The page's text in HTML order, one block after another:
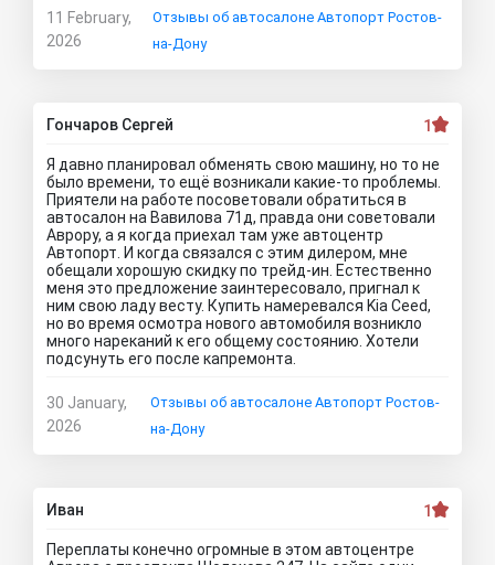
11 February,
2026
Отзывы об автосалоне Автопорт Ростов-
на-Дону
Гончаров Сергей 1
Я давно планировал обменять свою машину, но то не
было времени, то ещё возникали какие-то проблемы.
Приятели на работе посоветовали обратиться в
автосалон на Вавилова 71д, правда они советовали
Аврору, а я когда приехал там уже автоцентр
Автопорт. И когда связался с этим дилером, мне
обещали хорошую скидку по трейд-ин. Естественно
меня это предложение заинтересовало, пригнал к
ним свою ладу весту. Купить намеревался Kia Ceed,
но во время осмотра нового автомобиля возникло
много нареканий к его общему состоянию. Хотели
подсунуть его после капремонта.
30 January,
2026
Отзывы об автосалоне Автопорт Ростов-
на-Дону
Иван 1
Переплаты конечно огромные в этом автоцентре